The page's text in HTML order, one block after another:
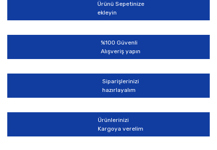
Ürün bilgilerinde hatalar bulunuyor.
Ürün fiyatı diğer sitelerden daha pahalı.
Bu ürüne benzer farklı alternatifler olmalı.
Gönder
Ürünü Sepetinize
ekleyin
%100 Güvenli
Alışveriş yapın
Siparişlerinizi
hazırlayalım
Ürünlerinizi
Kargoya verelim